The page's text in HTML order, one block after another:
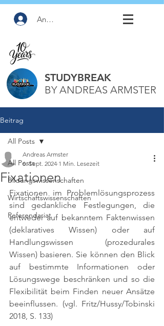
Anmelden
STUDYBREAK
BY ANDREAS ARMSTER
Beitrag
All Posts
Bildungswissenschaften
Wirtschaftswissenschaften
Referendariat
All Posts
Fixationen
Andreas Armster
6. Sept. 2024 1 Min. Lesezeit
Fixationen im Problemlösungsprozess
sind gedankliche Festlegungen, die
entweder auf bekanntem Faktenwissen
(deklaratives Wissen) oder auf
Handlungswissen (prozedurales
Wissen) basieren. Sie können den Blick
auf bestimmte Informationen oder
Lösungswege beschränken und so die
Flexibilität beim Finden neuer Ansätze
beeinflussen. (vgl. Fritz/Hussy/Tobinski
2018, S. 133)